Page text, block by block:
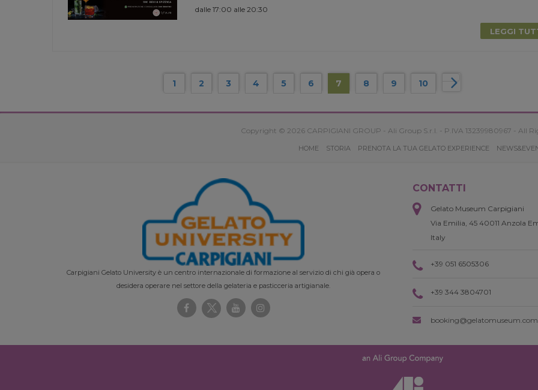
dalle 17:00 alle 20:30
LEGGI
1 2 3 4 5 6 7 8 9 10
Copyright © 2026 CARPIGIANI GROUP - Ali Group S.r.l. - P.IVA 13239980967 - All
HOME STORIA PRENOTA LA TUA GELATO EXPERIENCE
Carpigiani Gelato University è un centro internazionale di formazione al servizio di chi già opera o
desidera operare nel settore della gelateria e pasticceria artigianale.
CONTATTI
Gelato Museum Carpigiani
Via Emilia, 45 40011 Anzola
Italy
+39 051 6505306
+39 344 3804701
booking@gelatomuseum.com